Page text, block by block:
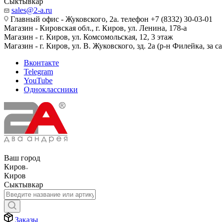
sales@2-a.ru
Главный офис - Жуковского, 2а. телефон +7 (8332) 30-03-01
Магазин - Кировская обл., г. Киров, ул. Ленина, 178-а
Магазин - г. Киров, ул. Комсомольская, 12, 3 этаж
Магазин - г. Киров, ул. В. Жуковского, зд. 2а (р-н Филейка, за
Вконтакте
Telegram
YouTube
Одноклассники
Ваш город
Киров
Киров
Сыктывкар
Заказы